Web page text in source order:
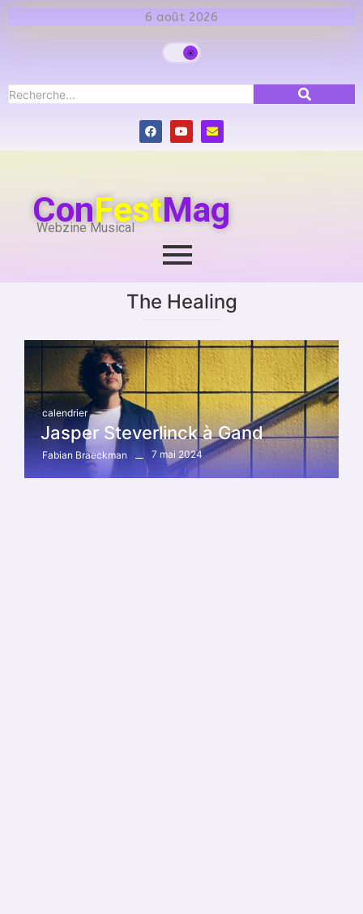
6 août 2026
ConFestMag
Webzine Musical
The Healing
calendrier
Jasper Steverlinck à Gand
Fabian Braeckman 7 mai 2024